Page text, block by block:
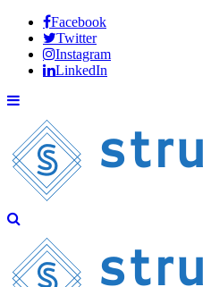
Facebook
Twitter
Instagram
LinkedIn